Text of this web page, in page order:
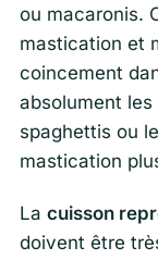
ou macaronis.
mastication et
coincement
absolument
spaghettis ou
mastication
La cuisson
doivent être